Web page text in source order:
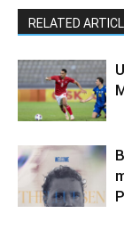
RELATED